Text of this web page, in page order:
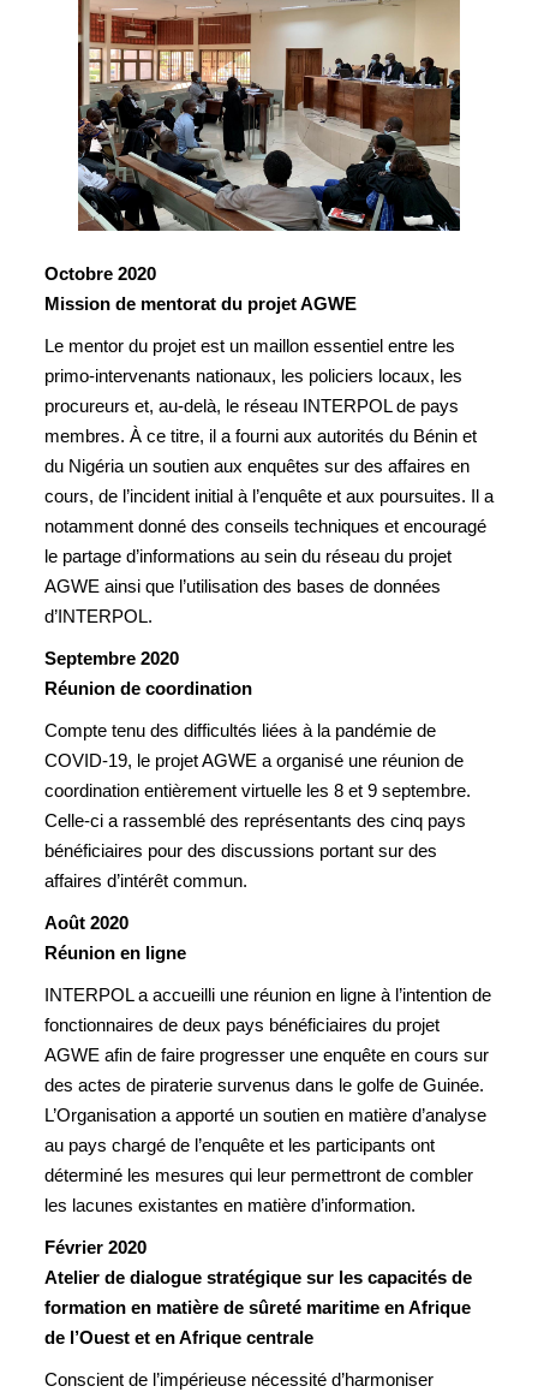
Octobre 2020
Mission de mentorat du projet AGWE
Le mentor du projet est un maillon essentiel entre les
primo-intervenants nationaux, les policiers locaux, les
procureurs et, au-delà, le réseau INTERPOL de pays
membres. À ce titre, il a fourni aux autorités du Bénin et
du Nigéria un soutien aux enquêtes sur des affaires en
cours, de l’incident initial à l’enquête et aux poursuites. Il a
notamment donné des conseils techniques et encouragé
le partage d’informations au sein du réseau du projet
AGWE ainsi que l’utilisation des bases de données
d’INTERPOL.
Septembre 2020
Réunion de coordination
Compte tenu des difficultés liées à la pandémie de
COVID-19, le projet AGWE a organisé une réunion de
coordination entièrement virtuelle les 8 et 9 septembre.
Celle-ci a rassemblé des représentants des cinq pays
bénéficiaires pour des discussions portant sur des
affaires d’intérêt commun.
Août 2020
Réunion en ligne
INTERPOL a accueilli une réunion en ligne à l’intention de
fonctionnaires de deux pays bénéficiaires du projet
AGWE afin de faire progresser une enquête en cours sur
des actes de piraterie survenus dans le golfe de Guinée.
L’Organisation a apporté un soutien en matière d’analyse
au pays chargé de l’enquête et les participants ont
déterminé les mesures qui leur permettront de combler
les lacunes existantes en matière d’information.
Février 2020
Atelier de dialogue stratégique sur les capacités de
formation en matière de sûreté maritime en Afrique
de l’Ouest et en Afrique centrale
Conscient de l’impérieuse nécessité d’harmoniser